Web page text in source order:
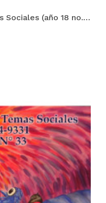
KAIROS - Revista de Temas Sociales (año 18 no. 34 nov 2014)